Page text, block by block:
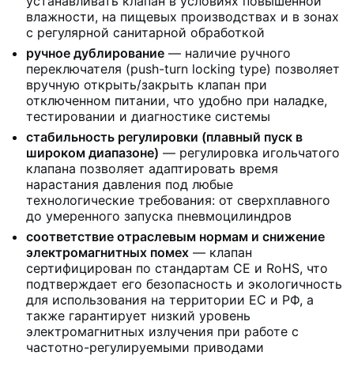
влажности, на пищевых производствах и в зонах
с регулярной санитарной обработкой
ручное дублирование — наличие ручного
переключателя (push-turn locking type) позволяет
вручную открыть/закрыть клапан при
отключенном питании, что удобно при наладке,
тестировании и диагностике системы
стабильность регулировки (плавный пуск в
широком диапазоне) — регулировка игольчатого
клапана позволяет адаптировать время
нарастания давления под любые
технологические требования: от сверхплавного
до умеренного запуска пневмоцилиндров
соответствие отраслевым нормам и снижение
электромагнитных помех — клапан
сертифицирован по стандартам CE и RoHS, что
подтверждает его безопасность и экологичность
для использования на территории ЕС и РФ, а
также гарантирует низкий уровень
электромагнитных излучения при работе с
частотно-регулируемыми приводами